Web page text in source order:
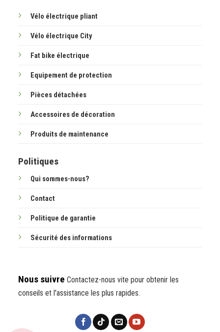
Vélo électrique pliant
Vélo électrique City
Fat bike électrique
Equipement de protection
Pièces détachées
Accessoires de décoration
Produits de maintenance
Politiques
Qui sommes-nous?
Contact
Politique de garantie
Sécurité des informations
Nous suivre Contactez-nous vite pour obtenir les
conseils et l'assistance les plus rapides.